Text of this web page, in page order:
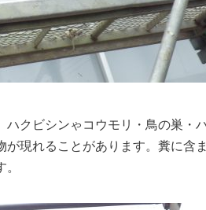
クビシンゃコウモリ・鳥の巣・
現れることがあります。糞に含